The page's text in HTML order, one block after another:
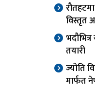
विस्तृत
तयारी
ज्योति
मार्फत